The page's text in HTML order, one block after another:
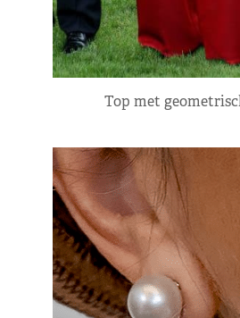
Top met